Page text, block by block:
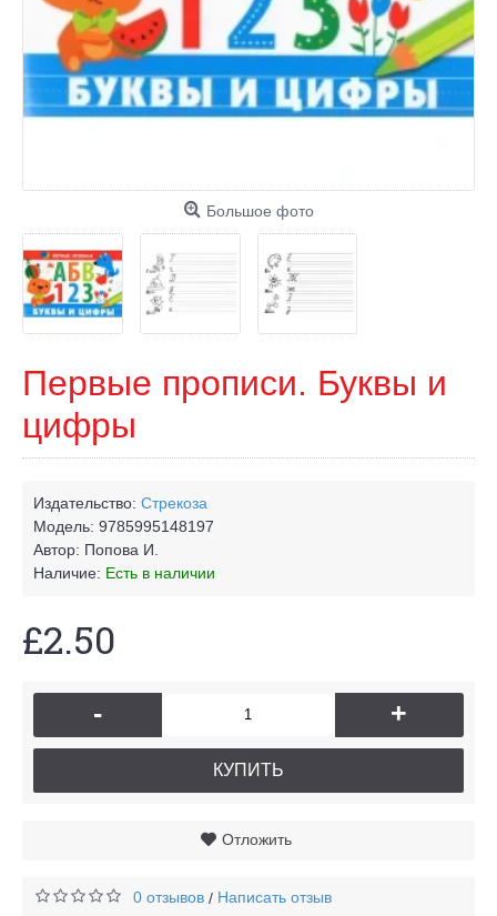
Большое фото
Первые прописи. Буквы и
цифры
Издательство: Стрекоза
Модель: 9785995148197
Автор: Попова И.
Наличие: Есть в наличии
£2.50
- +
КУПИТЬ
Отложить
0 отзывов / Написать отзыв